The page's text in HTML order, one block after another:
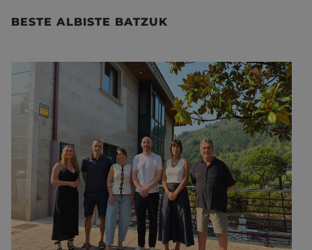
BESTE ALBISTE BATZUK